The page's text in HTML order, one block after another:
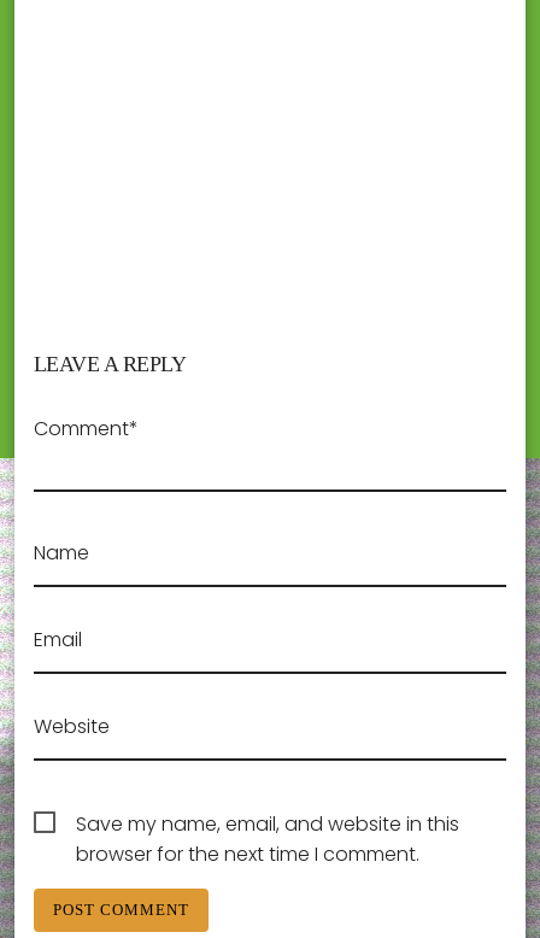
LEAVE A REPLY
Comment*
Name
Email
Website
Save my name, email, and website in this
browser for the next time I comment.